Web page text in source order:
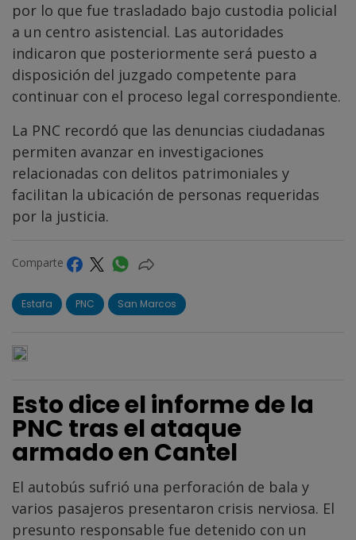
por lo que fue trasladado bajo custodia policial
a un centro asistencial. Las autoridades
indicaron que posteriormente será puesto a
disposición del juzgado competente para
continuar con el proceso legal correspondiente.
La PNC recordó que las denuncias ciudadanas
permiten avanzar en investigaciones
relacionadas con delitos patrimoniales y
facilitan la ubicación de personas requeridas
por la justicia.
Comparte
Estafa PNC San Marcos
Esto dice el informe de la
PNC tras el ataque
armado en Cantel
El autobús sufrió una perforación de bala y
varios pasajeros presentaron crisis nerviosa. El
presunto responsable fue detenido con un